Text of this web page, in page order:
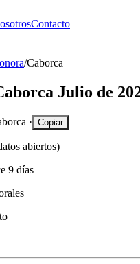
Contacto
/Caborca
Julio de
· Copiar
abiertos)
9 días